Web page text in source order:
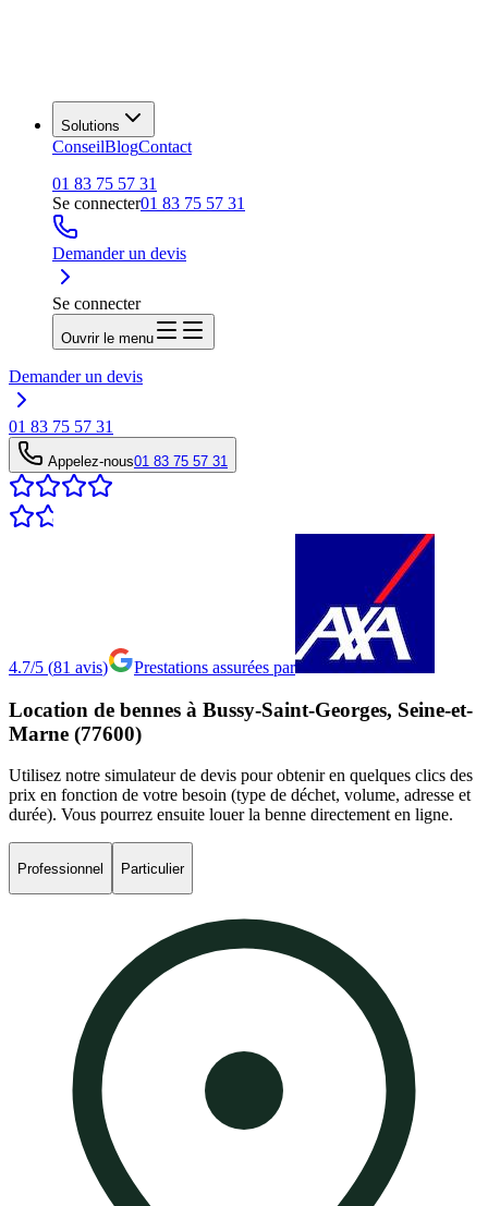
Solutions
ConseilBlogContact
01 83 75 57 31
Se connecter01 83 75 57 31
Demander un devis
Se connecter
Ouvrir le menu
Demander un devis
01 83 75 57 31
Appelez-nous01 83 75 57 31
4.7/5 (81 avis) Prestations assurées par
Location de bennes à Bussy-Saint-Georges, Seine-et-
Marne (77600)
Utilisez notre simulateur de devis pour obtenir en quelques clics des
prix en fonction de votre besoin (type de déchet, volume, adresse et
durée). Vous pourrez ensuite louer la benne directement en ligne.
Professionnel Particulier